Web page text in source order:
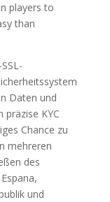
players to
than
Daten und
präzise KYC
Chance zu
mehreren
des
und